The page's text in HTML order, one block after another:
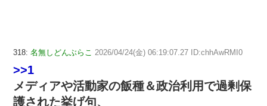
318: 名無しどんぶらこ 2026/04/24(金) 06:19:07.27 ID:chhAwRMI0
>>1
メディアや活動家の飯種＆政治利用で過剰保
護された挙げ句、